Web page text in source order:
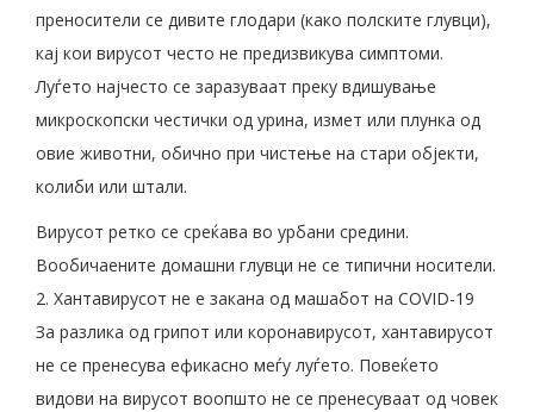
преносители се дивите глодари (како полските глувци),
кај кои вирусот често не предизвикува симптоми.
Луѓето најчесто се заразуваат преку вдишување
микроскопски честички од урина, измет или плунка од
овие животни, обично при чистење на стари објекти,
колиби или штали.
Вирусот ретко се среќава во урбани средини.
Вообичаените домашни глувци не се типични носители.
2. Хантавирусот не е закана од машабот на COVID-19
За разлика од грипот или коронавирусот, хантавирусот
не се пренесува ефикасно меѓу луѓето. Повеќето
видови на вирусот воопшто не се пренесуваат од човек